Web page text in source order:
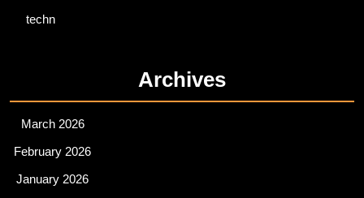
techn
Archives
March 2026
February 2026
January 2026